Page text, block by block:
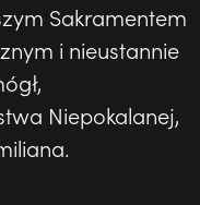
Sakramentem
i nieustannie
Niepokalanej,